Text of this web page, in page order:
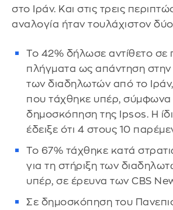
στο Ιράν. Και στις τρεις
αναλογία ήταν τουλάχιστον
Το 42% δήλωσε αντίθετο σε
πλήγματα ως απάντηση
των διαδηλωτών από το Ιράν,
που τάχθηκε υπέρ, σύμφωνα
δημοσκόπηση της Ipsos. Η
έδειξε ότι 4 στους 10
Το 67% τάχθηκε κατά
για τη στήριξη των
υπέρ, σε έρευνα των CBS
Σε δημοσκόπηση του